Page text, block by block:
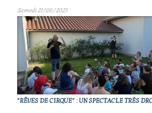
Samedi 21/06/2025
"RÊVES DE CIRQUE" : UN SPECTACLE TRÈS